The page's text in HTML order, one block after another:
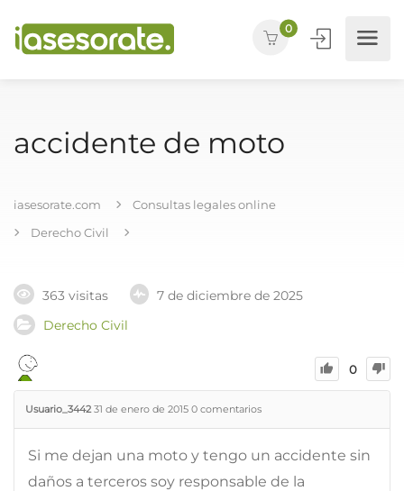
0
accidente de moto
iasesorate.com
Consultas legales online
Derecho Civil
363 visitas
7 de diciembre de 2025
Derecho Civil
0
Usuario_3442 31 de enero de 2015 0 comentarios
Si me dejan una moto y tengo un accidente sin
daños a terceros soy responsable de la